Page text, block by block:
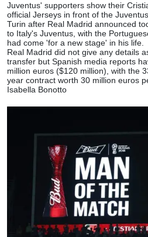
Juventus' supporters show their
official Jerseys in front of the
Turin after Real Madrid announced
to Italy's Juventus, with the
had come 'for a new stage' in his life.
Real Madrid did not give any details
transfer but Spanish media reports
million euros ($120 million), with the
year contract worth 30 million euros
Isabella Bonotto